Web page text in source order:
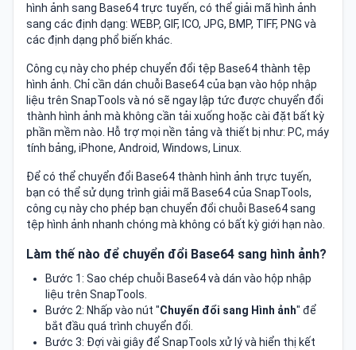
hình ảnh sang Base64 trực tuyến, có thể giải mã hình ảnh
sang các định dạng: WEBP, GIF, ICO, JPG, BMP, TIFF, PNG và
các định dạng phổ biến khác.
Công cụ này cho phép chuyển đổi tệp Base64 thành tệp
hình ảnh. Chỉ cần dán chuỗi Base64 của bạn vào hộp nhập
liệu trên SnapTools và nó sẽ ngay lập tức được chuyển đổi
thành hình ảnh mà không cần tải xuống hoặc cài đặt bất kỳ
phần mềm nào. Hỗ trợ mọi nền tảng và thiết bị như: PC, máy
tính bảng, iPhone, Android, Windows, Linux.
Để có thể chuyển đổi Base64 thành hình ảnh trực tuyến,
bạn có thể sử dụng trình giải mã Base64 của SnapTools,
công cụ này cho phép bạn chuyển đổi chuỗi Base64 sang
tệp hình ảnh nhanh chóng mà không có bất kỳ giới hạn nào.
Làm thế nào để chuyển đổi Base64 sang hình ảnh?
Bước 1: Sao chép chuỗi Base64 và dán vào hộp nhập
liệu trên SnapTools.
Bước 2: Nhấp vào nút "Chuyển đổi sang Hình ảnh" để
bắt đầu quá trình chuyển đổi.
Bước 3: Đợi vài giây để SnapTools xử lý và hiển thị kết